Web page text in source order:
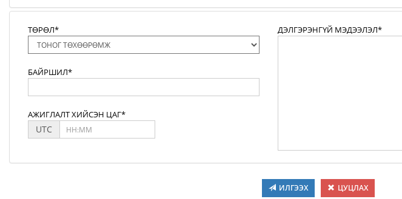
ТӨРӨЛ*
БАЙРШИЛ*
АЖИГЛАЛТ ХИЙСЭН ЦАГ*
UTC
ДЭЛГЭРЭНГҮЙ МЭДЭЭЛЭЛ*
ИЛГЭЭХ ЦУЦЛАХ